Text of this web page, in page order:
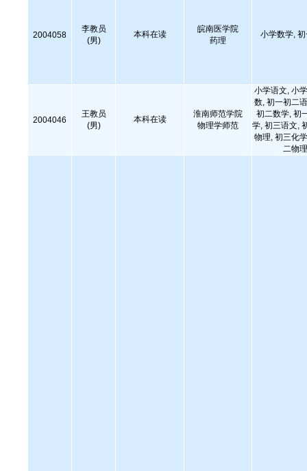
2004058
李教员
(男)
本科在读
皖南医学院
药理
小学数学,
2004046
王教员
(男)
本科在读
淮南师范学院
物理学师范
小学语文, 小
数, 初一初二
初二数学, 初
学, 初三语文,
物理, 初三化
二物